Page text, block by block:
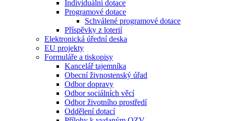
Individuální dotace
Programové dotace
Schválené programové dotace
Příspěvky z loterií
Elektronická úřední deska
EU projekty
Formuláře a tiskopisy
Kancelář tajemníka
Obecní živnostenský úřad
Odbor dopravy
Odbor sociálních věcí
Odbor životního prostředí
Oddělení dotací